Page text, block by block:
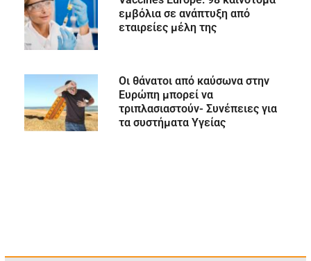
εμβόλια σε ανάπτυξη από
εταιρείες μέλη της
Οι θάνατοι από καύσωνα στην
Ευρώπη μπορεί να
τριπλασιαστούν- Συνέπειες για
τα συστήματα Υγείας